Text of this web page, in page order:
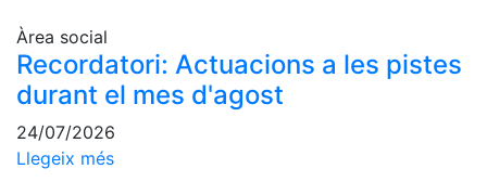
Normativa
Pàdel
Escola de
Pàdel
Àrea social
Recordatori: Actuacions a les pistes
durant el mes d'agost
24/07/2026
Llegeix més